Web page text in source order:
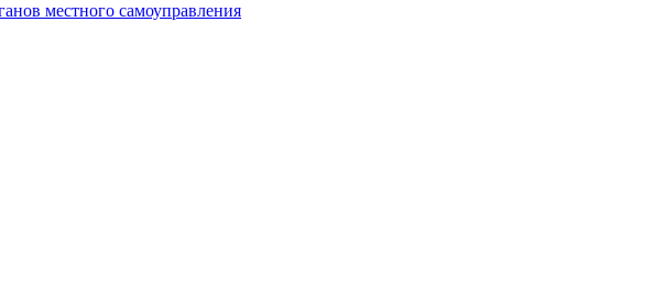
местного самоуправления